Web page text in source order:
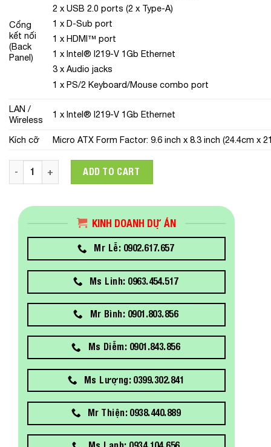
Cổng
kết nối
(Back
Panel)
2 x USB 2.0 ports (2 x Type-A)
1 x D-Sub port
1 x HDMI™ port
1 x Intel® I219-V 1Gb Ethernet
3 x Audio jacks
1 x PS/2 Keyboard/Mouse combo port
LAN /
Wireless
1 x Intel® I219-V 1Gb Ethernet
Kích cỡ Micro ATX Form Factor: 9.6 inch x 8.3 inch (24.4cm x
Mainboard Asus B560M-K/CSM quantity
ADD TO CART
KINH DOANH DỰ ÁN
Mr Lễ: 0902.617.657
Ms Linh: 0963.454.517
Mr Bình: 0901.803.856
Ms Diễm: 0901.843.856
Ms Lượng: 0399.302.841
Mr Thiện: 0938.440.889